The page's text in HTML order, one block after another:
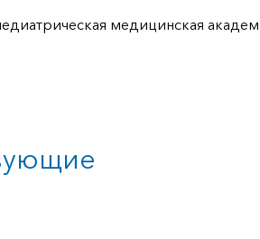
медицинская